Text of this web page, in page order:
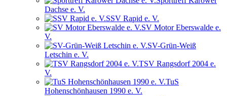
Dachse e. V.
SSV Rapid e. V.
SV Motor Eberswalde e.
V.
SV-Grün-Weiß
Letschin e. V.
TSV Rangsdorf 2004 e.
V.
TuS
Hohenschönhausen 1990 e. V.